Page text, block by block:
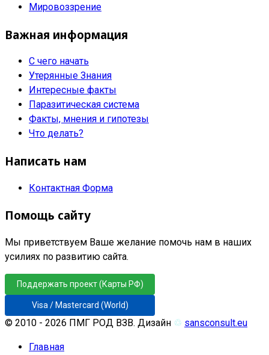
Мировоззрение
Важная информация
С чего начать
Утерянные Знания
Интересные факты
Паразитическая система
Факты, мнения и гипотезы
Что делать?
Написать нам
Контактная Форма
Помощь сайту
Мы приветствуем Ваше желание помочь нам в наших
усилиях по развитию сайта.
Поддержать проект (Карты РФ)
Visa / Mastercard (World)
© 2010 - 2026 ПМГ РОД ВЗВ. Дизайн ♲ sansconsult.eu
Главная